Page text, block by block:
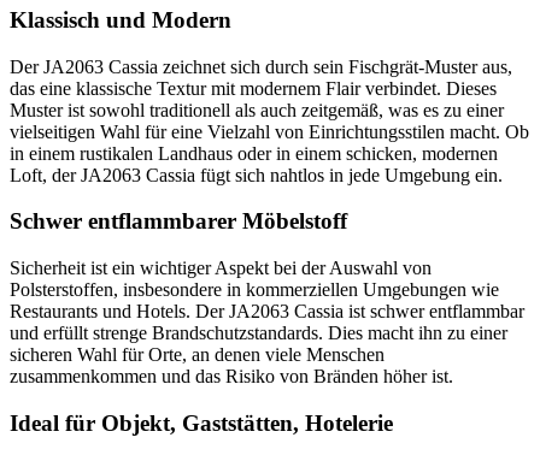
Klassisch und Modern
Der JA2063 Cassia zeichnet sich durch sein Fischgrät-Muster aus,
das eine klassische Textur mit modernem Flair verbindet. Dieses
Muster ist sowohl traditionell als auch zeitgemäß, was es zu einer
vielseitigen Wahl für eine Vielzahl von Einrichtungsstilen macht. Ob
in einem rustikalen Landhaus oder in einem schicken, modernen
Loft, der JA2063 Cassia fügt sich nahtlos in jede Umgebung ein.
Schwer entflammbarer Möbelstoff
Sicherheit ist ein wichtiger Aspekt bei der Auswahl von
Polsterstoffen, insbesondere in kommerziellen Umgebungen wie
Restaurants und Hotels. Der JA2063 Cassia ist schwer entflammbar
und erfüllt strenge Brandschutzstandards. Dies macht ihn zu einer
sicheren Wahl für Orte, an denen viele Menschen
zusammenkommen und das Risiko von Bränden höher ist.
Ideal für Objekt, Gaststätten, Hotelerie